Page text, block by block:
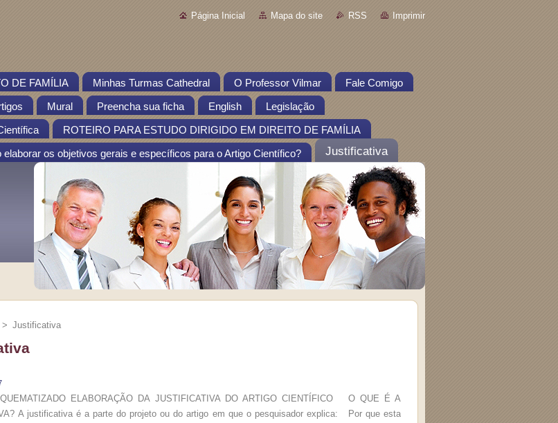
Página Inicial Mapa do site RSS Imprimir
DE FAMÍLIA Minhas Turmas Cathedral O Professor Vilmar Fale Comigo
Mural Preencha sua ficha English Legislação
ROTEIRO PARA ESTUDO DIRIGIDO EM DIREITO DE FAMÍLIA
elaborar os objetivos gerais e específicos para o Artigo Científico? Justificativa
> Justificativa
ELABORAÇÃO DA JUSTIFICATIVA DO ARTIGO CIENTÍFICO O QUE É A
A justificativa é a parte do projeto ou do artigo em que o pesquisador explica: Por que esta